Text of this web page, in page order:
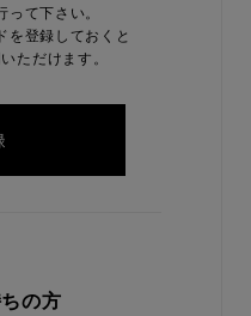
て下さい。
を登録しておくと
ただけます。
の方